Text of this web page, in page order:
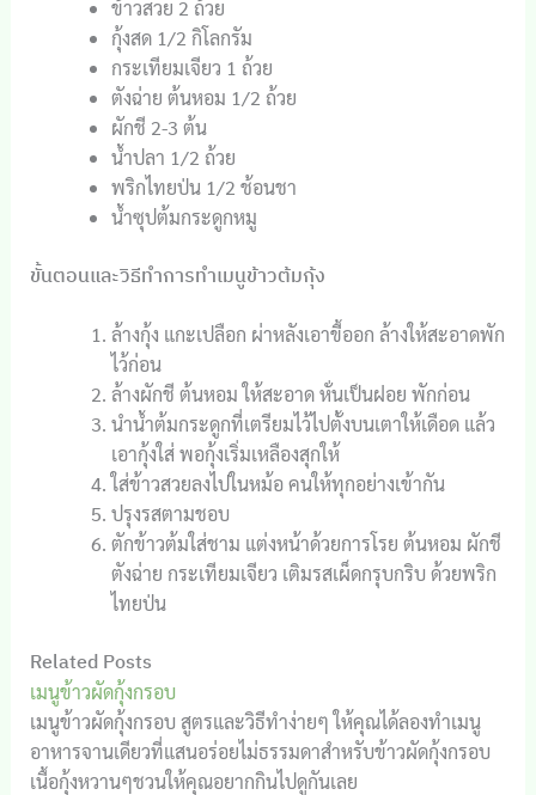
ข้าวสวย 2 ถ้วย
กุ้งสด 1/2 กิโลกรัม
กระเทียมเจียว 1 ถ้วย
ตังฉ่าย ต้นหอม 1/2 ถ้วย
ผักชี 2-3 ต้น
น้ำปลา 1/2 ถ้วย
พริกไทยป่น 1/2 ช้อนชา
น้ำซุปต้มกระดูกหมู
ขั้นตอนและวิธีทำการทำเมนูข้าวต้มกุ้ง
ล้างกุ้ง แกะเปลือก ผ่าหลังเอาขี้ออก ล้างให้สะอาดพัก
ไว้ก่อน
ล้างผักชี ต้นหอม ให้สะอาด หั่นเป็นฝอย พักก่อน
นำน้ำต้มกระดูกที่เตรียมไว้ไปตั้งบนเตาให้เดือด แล้ว
เอากุ้งใส่ พอกุ้งเริ่มเหลืองสุกให้
ใส่ข้าวสวยลงไปในหม้อ คนให้ทุกอย่างเข้ากัน
ปรุงรสตามชอบ
ตักข้าวต้มใส่ชาม แต่งหน้าด้วยการโรย ต้นหอม ผักชี
ตังฉ่าย กระเทียมเจียว เติมรสเผ็ดกรุบกริบ ด้วยพริก
ไทยป่น
Related Posts
เมนูข้าวผัดกุ้งกรอบ
เมนูข้าวผัดกุ้งกรอบ สูตรและวิธีทำง่ายๆ ให้คุณได้ลองทำเมนู
อาหารจานเดียวที่แสนอร่อยไม่ธรรมดาสำหรับข้าวผัดกุ้งกรอบ
เนื้อกุ้งหวานๆชวนให้คุณอยากกินไปดูกันเลย